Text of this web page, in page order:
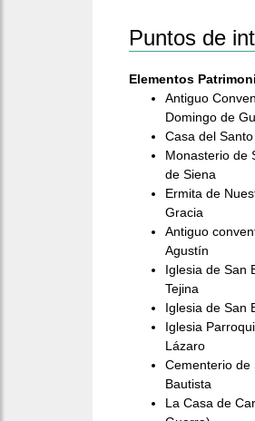
Puntos de
Elementos
Antiguo
Domingo de
Casa del
Monasterio de
de Siena
Ermita de
Gracia
Antiguo
Agustín
Iglesia de San
Tejina
Iglesia de San
Iglesia
Lázaro
Cementerio de
Bautista
La Casa de